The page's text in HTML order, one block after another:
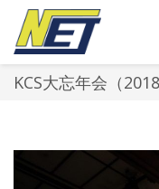
KCS大忘年会（2018